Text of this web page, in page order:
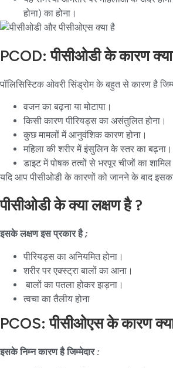
होना) का होना।
PCOD: पीसीओडी के कारण
पॉलिसिस्टिक ओवरी सिंड्रोम के बहुत से कारण है
वजन का बढ़ना या मोटापा।
किसी कारण पीरियड्स का असंतुलित होना।
कुछ मामलों में आनुवंशिक कारण होना।
महिला की शरीर में इंसुलिन के स्तर का बढ़ना।
डाइट में पोषक तत्वों से भरपूर चीजों का शामिल
यदि आप पीसीओडी के कारणों को जानने के बाद
पीसीओडी के क्या लक्षण है ?
इसके लक्षण इस प्रकार है;
पीरियड्स का अनियमित होना।
शरीर पर एक्स्ट्रा बालों का आना।
बालों का पतला होकर झड़ना।
त्वचा का तैलीय होना
PCOS: पीसीओएस के कारण
इसके निम्न कारण है जिम्मेदार: